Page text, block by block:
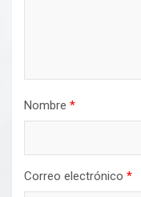
Nombre *
Correo electrónico *